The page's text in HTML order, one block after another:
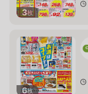
3枚
6枚